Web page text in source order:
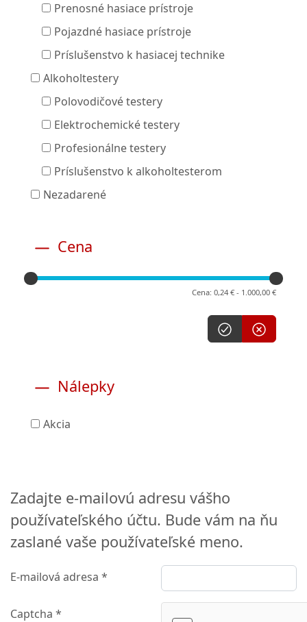
Prenosné hasiace prístroje
Pojazdné hasiace prístroje
Príslušenstvo k hasiacej technike
Alkoholtestery
Polovodičové testery
Elektrochemické testery
Profesionálne testery
Príslušenstvo k alkoholtesterom
Nezadarené
Cena
Cena: 0,24 € - 1.000,00 €
Nálepky
Akcia
Zadajte e-mailovú adresu vášho
používateľského účtu. Bude vám na ňu
zaslané vaše používateľské meno.
E-mailová adresa *
Captcha *